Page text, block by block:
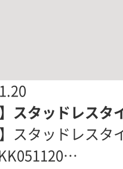
】スタッドレス
】スタッドレスタ